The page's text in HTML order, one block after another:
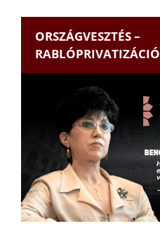
ORSZÁGVESZTÉS –
RABLÓPRIVATIZÁCIÓ